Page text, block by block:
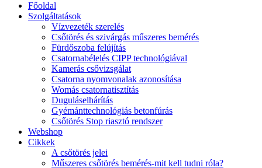
Főoldal
Szolgáltatások
Vízvezeték szerelés
Csőtörés és szivárgás műszeres bemérés
Fürdőszoba felújítás
Csatornabélelés CIPP technológiával
Kamerás csővizsgálat
Csatorna nyomvonalak azonosítása
Womás csatornatisztítás
Duguláselhárítás
Gyémánttechnológiás betonfúrás
Csőtörés Stop riasztó rendszer
Webshop
Cikkek
A csőtörés jelei
Műszeres csőtörés bemérés-mit kell tudni róla?